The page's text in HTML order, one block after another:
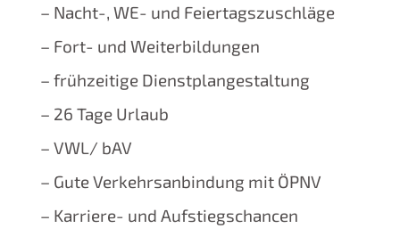
– Nacht-, WE- und Feiertagszuschläge
– Fort- und Weiterbildungen
– frühzeitige Dienstplangestaltung
– 26 Tage Urlaub
– VWL/ bAV
– Gute Verkehrsanbindung mit ÖPNV
– Karriere- und Aufstiegschancen